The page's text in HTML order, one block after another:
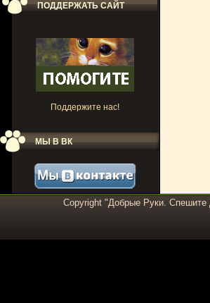
ПОДДЕРЖАТЬ САЙТ
Поддержите нас!
МЫ В ВК
Copyright "Добрые Руки. Спешите